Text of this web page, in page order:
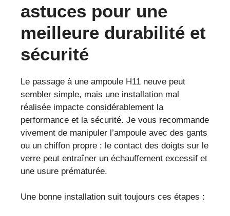
astuces pour une
meilleure durabilité et
sécurité
Le passage à une ampoule H11 neuve peut
sembler simple, mais une installation mal
réalisée impacte considérablement la
performance et la sécurité. Je vous recommande
vivement de manipuler l’ampoule avec des gants
ou un chiffon propre : le contact des doigts sur le
verre peut entraîner un échauffement excessif et
une usure prématurée.
Une bonne installation suit toujours ces étapes :